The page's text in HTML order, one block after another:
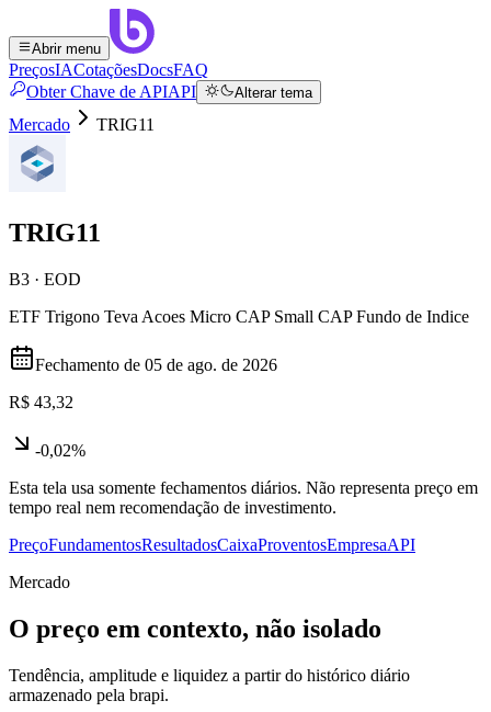
Abrir menu
PreçosIACotaçõesDocsFAQ
Obter Chave de APIAPI Alterar tema
Mercado TRIG11
TRIG11
B3 · EOD
ETF Trigono Teva Acoes Micro CAP Small CAP Fundo de Indice
Fechamento de 05 de ago. de 2026
R$ 43,32
-0,02%
Esta tela usa somente fechamentos diários. Não representa preço em
tempo real nem recomendação de investimento.
PreçoFundamentosResultadosCaixaProventosEmpresaAPI
Mercado
O preço em contexto, não isolado
Tendência, amplitude e liquidez a partir do histórico diário
armazenado pela brapi.